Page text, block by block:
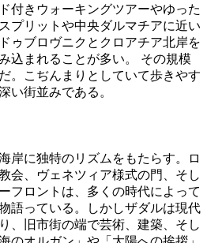
付きウォーキングツアーやゆった
プリットや中央ダルマチアに近い
ゥブロヴニクとクロアチア北岸を
込まれることが多い。 その規模
。こぢんまりとしていて歩きやす
い街並みである。
岸に独特のリズムをもたらす。ロ
会、ヴェネツィア様式の門、そし
フロントは、多くの時代によって
語っている。しかしザダルは現代
、旧市街の端で芸術、建築、そし